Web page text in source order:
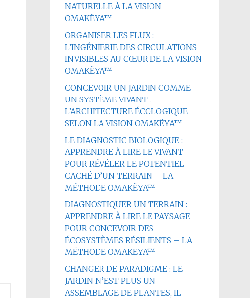
NATURELLE À LA VISION
OMAKËYA™
ORGANISER LES FLUX :
L’INGÉNIERIE DES CIRCULATIONS
INVISIBLES AU CŒUR DE LA VISION
OMAKËYA™
CONCEVOIR UN JARDIN COMME
UN SYSTÈME VIVANT :
L’ARCHITECTURE ÉCOLOGIQUE
SELON LA VISION OMAKËYA™
LE DIAGNOSTIC BIOLOGIQUE :
APPRENDRE À LIRE LE VIVANT
POUR RÉVÉLER LE POTENTIEL
CACHÉ D’UN TERRAIN – LA
MÉTHODE OMAKËYA™
DIAGNOSTIQUER UN TERRAIN :
APPRENDRE À LIRE LE PAYSAGE
POUR CONCEVOIR DES
ÉCOSYSTÈMES RÉSILIENTS – LA
MÉTHODE OMAKËYA™
CHANGER DE PARADIGME : LE
JARDIN N’EST PLUS UN
ASSEMBLAGE DE PLANTES, IL